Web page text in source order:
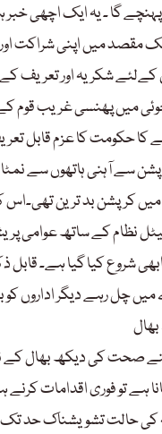
گا ۔ یہ ایک اچھی
مقصد میں اپنی شراکت اور
کےلئے شکریہ اور تعریف
میں پھنسی غریب قوم
کا حکومت کا عزم قابل
سے آہنی ہاتھوں سے نمٹا
میں کرپشن بد ترین
نظام کے ساتھ عوامی
شروع کیا گیا ہے۔ قابل
چل رہے دیگر اداروں کو
صحت کی دیکھ بھال کے
ہے تو فوری اقدامات
حالت تشویشناک حد تک